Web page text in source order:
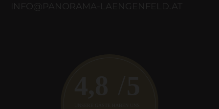
INFO@PANORAMA-LAENGENFELD.AT